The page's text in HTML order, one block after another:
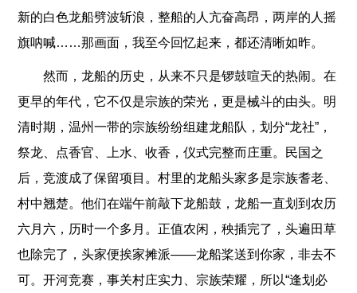
新的白色龙船劈波斩浪，整船的人亢奋高昂，两岸的人摇
旗呐喊……那画面，我至今回忆起来，都还清晰如昨。
然而，龙船的历史，从来不只是锣鼓喧天的热闹。在
更早的年代，它不仅是宗族的荣光，更是械斗的由头。明
清时期，温州一带的宗族纷纷组建龙船队，划分“龙社”，
祭龙、点香官、上水、收香，仪式完整而庄重。民国之
后，竞渡成了保留项目。村里的龙船头家多是宗族耆老、
村中翘楚。他们在端午前敲下龙船鼓，龙船一直划到农历
六月六，历时一个多月。正值农闲，秧插完了，头遍田草
也除完了，头家便挨家摊派——龙船桨送到你家，非去不
可。开河竞赛，事关村庄实力、宗族荣耀，所以“逢划必